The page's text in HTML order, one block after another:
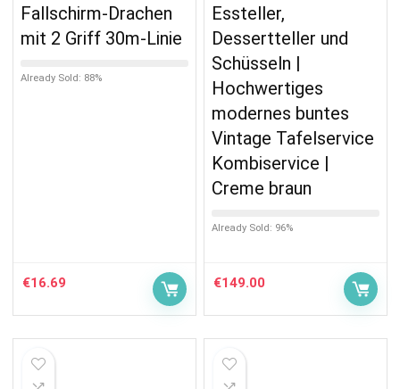
Fallschirm-Drachen
mit 2 Griff 30m-Linie
Already Sold: 88%
€16.69
Essteller,
Dessertteller und
Schüsseln |
Hochwertiges
modernes buntes
Vintage Tafelservice
Kombiservice |
Creme braun
Already Sold: 96%
€149.00